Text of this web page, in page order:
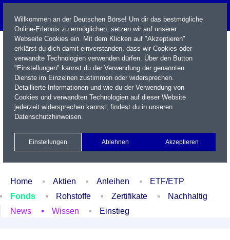
Name / WKN / ISIN / Kürzel
Xetra Realtime
Watchlist Portfolio Login
Home Aktien Anleihen
ETF/ETP
Fonds
Rohstoffe Zertifikate
Nachhaltig
News
Wissen Einstieg
Willkommen an der Deutschen Börse! Um dir das bestmögliche
Online-Erlebnis zu ermöglichen, setzen wir auf unserer
Webseite Cookies ein. Mit dem Klicken auf "Akzeptieren"
erklärst du dich damit einverstanden, dass wir Cookies oder
verwandte Technologien verwenden dürfen. Über den Button
"Einstellungen" kannst du der Verwendung der genannten
Dienste im Einzelnen zustimmen oder widersprechen.
Detaillierte Informationen und wie du der Verwendung von
Cookies und verwandten Technologien auf dieser Website
jederzeit widersprechen kannst, findest du in unseren
Datenschutzhinweisen.
Einstellungen Ablehnen Akzeptieren